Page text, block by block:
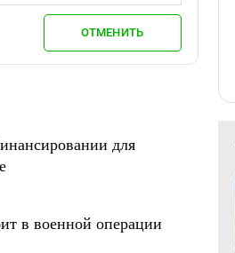
ОТМЕНИТЬ
для
в военной операции